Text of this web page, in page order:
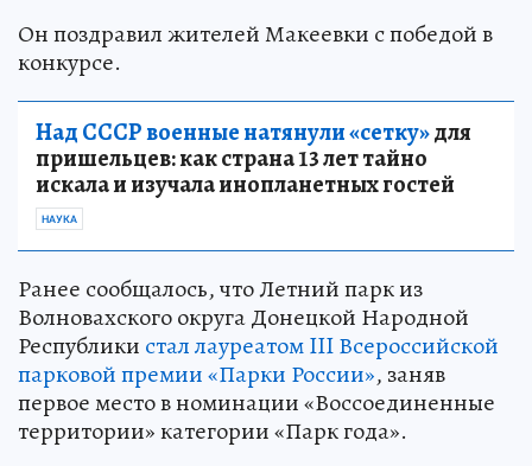
Он поздравил жителей Макеевки с победой в
конкурсе.
Над СССР военные натянули «сетку»для
пришельцев: как страна 13 лет тайно
искала и изучала инопланетных гостей
НАУКА
Ранее сообщалось, что Летний парк из
Волновахского округа Донецкой Народной
Республики стал лауреатом III Всероссийской
парковой премии «Парки России», заняв
первое место в номинации «Воссоединенные
территории» категории «Парк года».